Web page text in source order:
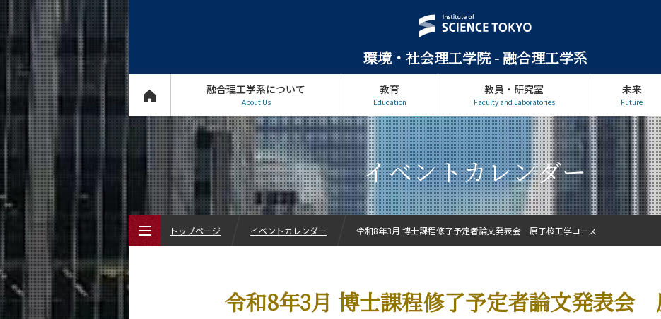
環境・社会理工学院 - 融合理工学系
融合理工学系について
About Us
教育
Education
教員・研究室
Faculty and Laboratories
未来
Future
イベントカレンダー
令和8年3月 博士課程修了予定者論文発表会
トップページ イベントカレンダー 令和8年3月 博士課程修了予定者論文発表会 原子核工学コース
融合理工学系について